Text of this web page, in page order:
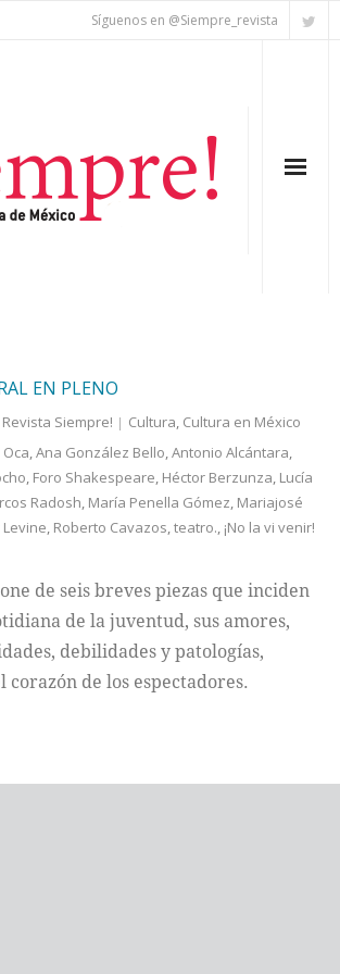
Síguenos en @Siempre_revista
EN PLENO
Revista Siempre! Cultura, Cultura en México
,Ana González Bello,Antonio Alcántara,
, Foro Shakespeare, Héctor Berzunza, Lucía
Radosh, María Penella Gómez, Mariajosé
, Roberto Cavazos,teatro., ¡No la vi venir!
de seis breves piezas que inciden
de la juventud, sus amores,
debilidades y patologías,
de los espectadores.